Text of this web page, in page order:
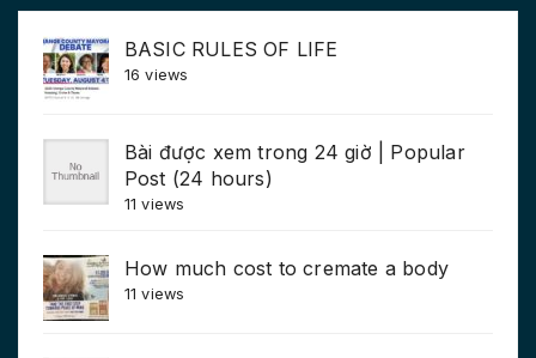
BASIC RULES OF LIFE
16 views
Bài được xem trong 24 giờ | Popular
Post (24 hours)
11 views
How much cost to cremate a body
11 views